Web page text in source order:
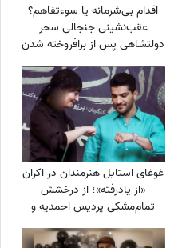
اقدام بی‌شرمانه یا سوءتفاهم؟
عقب‌نشینی جنجالی سحر
دولتشاهی پس از برافروخته شدن
غضب عمومی در پی استوری
«اذان»!
غوغای استایل هنرمندان در اکران
«از یادرفته»؛ از درخشش
تمام‌مشکی پردیس احمدیه و
آزیتا حاجیان تا تیپ اسپورت
سینا مهراد و مجید مظفری